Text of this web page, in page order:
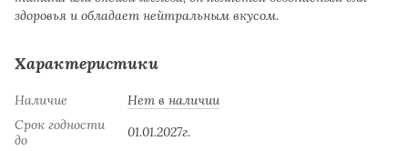
здоровья и обладает нейтральным вкусом.
Характеристики
Наличие
Нет в наличии
Срок годности
до
01.01.2027г.